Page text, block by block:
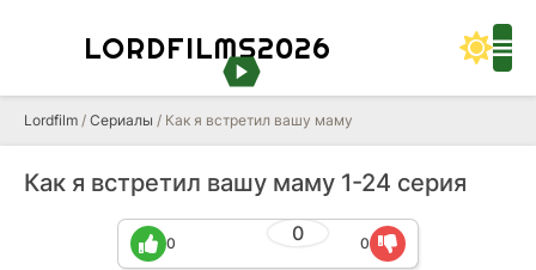
LORDFILMS2026
Lordfilm / Сериалы / Как я встретил вашу маму
Как я встретил вашу маму 1-24 серия
0
0 0